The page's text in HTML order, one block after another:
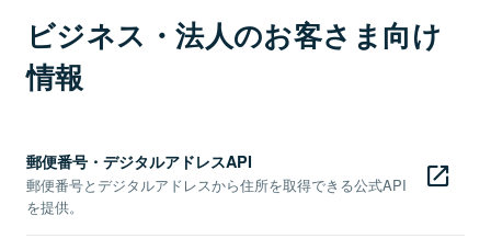
ビジネス・法人のお客さま向け
情報
郵便番号・デジタルアドレスAPI
郵便番号とデジタルアドレスから住所を取得できる公式API
を提供。